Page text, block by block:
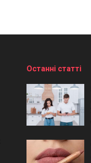
Останні статті